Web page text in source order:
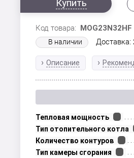
Купить
Код товара: MOG23N32HF
В наличии Доставка:
Описание
Тепловая мощность
Тип отопительного котла
Количество контуров
Тип камеры сгорания